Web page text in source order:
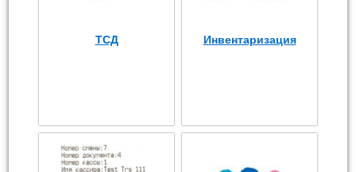
ТСД Инвентаризация